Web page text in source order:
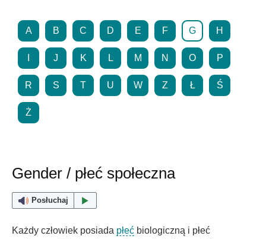
A B C D E F G H
J K L M N O P
R S T U W Z Ł Ś
Ż
Gender / płeć społeczna
Posłuchaj
Każdy człowiek posiada płeć biologiczną i płeć